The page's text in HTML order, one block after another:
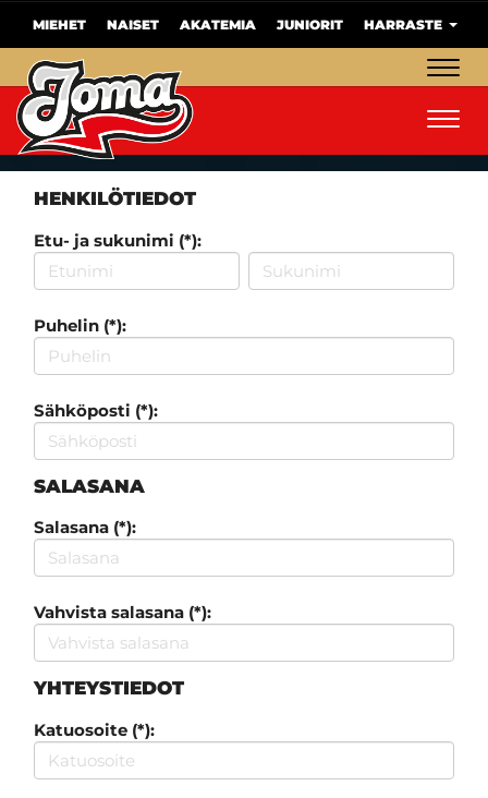
MIEHET NAISET AKATEMIA JUNIORIT HARRASTE
HENKILÖTIEDOT
Etu- ja sukunimi (*):
Puhelin (*):
Sähköposti (*):
SALASANA
Salasana (*):
Vahvista salasana (*):
YHTEYSTIEDOT
Katuosoite (*):